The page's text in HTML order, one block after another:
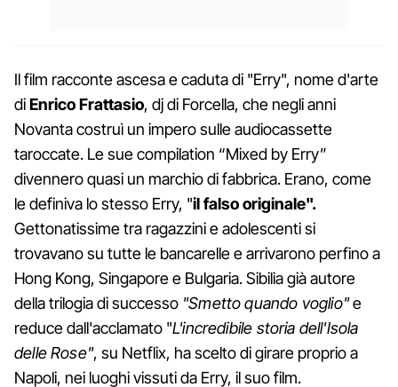
Il film racconte ascesa e caduta di "Erry", nome d'arte
diEnrico Frattasio, dj di Forcella, che negli anni
Novanta costruì un impero sulle audiocassette
taroccate. Le sue compilation “Mixed by Erry”
divennero quasi un marchio di fabbrica. Erano, come
le definiva lo stesso Erry, "il falso originale".
Gettonatissime tra ragazzini e adolescenti si
trovavano su tutte le bancarelle e arrivarono perfino a
Hong Kong, Singapore e Bulgaria. Sibilia già autore
della trilogia di successo "Smetto quando voglio"e
reduce dall'acclamato "L'incredibile storia dell'Isola
delle Rose", su Netflix, ha scelto di girare proprio a
Napoli, nei luoghi vissuti da Erry, il suo film.